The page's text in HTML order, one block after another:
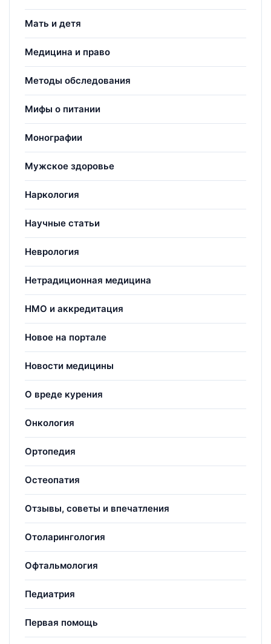
Мать и детя
Медицина и право
Методы обследования
Мифы о питании
Монографии
Мужское здоровье
Наркология
Научные статьи
Неврология
Нетрадиционная медицина
НМО и аккредитация
Новое на портале
Новости медицины
О вреде курения
Онкология
Ортопедия
Остеопатия
Отзывы, советы и впечатления
Отоларингология
Офтальмология
Педиатрия
Первая помощь